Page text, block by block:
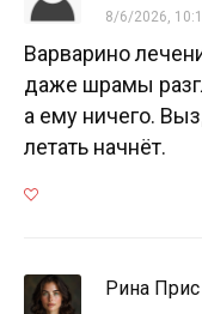
8/6/2026,
Варварино
даже шрамы
а ему ничего.
летать начнёт.
Рина Прис